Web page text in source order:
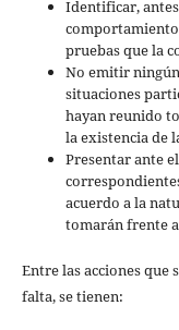
Identificar,
pruebas que la
No emitir
situaciones
hayan reunido
la existencia de
Presentar ante
acuerdo a la
tomarán frente
Entre las acciones que
falta, se tienen: